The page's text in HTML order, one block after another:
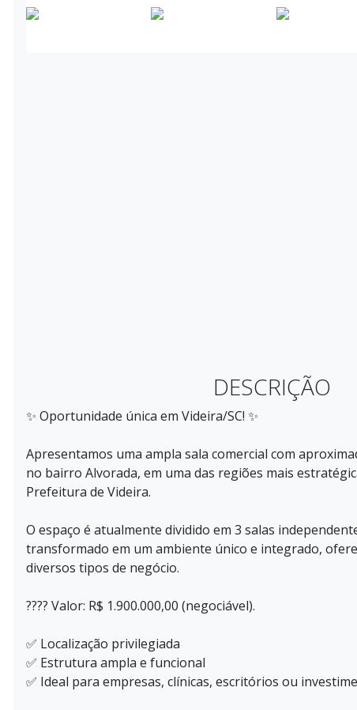
DESCRIÇÃO
✨ Oportunidade única em Videira/SC! ✨
Apresentamos uma ampla sala comercial com
no bairro Alvorada, em uma das regiões mais
Prefeitura de Videira.
O espaço é atualmente dividido em 3 salas
transformado em um ambiente único e integrado,
diversos tipos de negócio.
???? Valor: R$ 1.900.000,00 (negociável).
✅ Localização privilegiada
✅ Estrutura ampla e funcional
✅ Ideal para empresas, clínicas, escritórios ou